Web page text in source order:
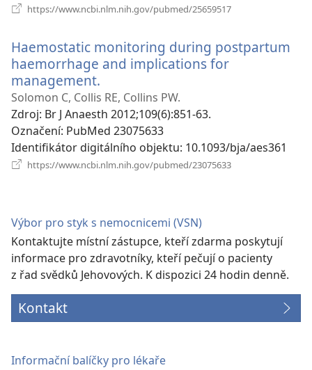
https://www.ncbi.nlm.nih.gov/pubmed/25659517
Haemostatic monitoring during postpartum
haemorrhage and implications for
management.
nové
okno)
Solomon C, Collis RE, Collins PW.
Zdroj‎: Br J Anaesth 2012;109(6):851-63.
Označení‎: PubMed 23075633
Identifikátor digitálního objektu‎: 10.1093/bja/aes361
https://www.ncbi.nlm.nih.gov/pubmed/23075633
Výbor pro styk s nemocnicemi (VSN)
Kontaktujte místní zástupce, kteří zdarma poskytují
informace pro zdravotníky, kteří pečují o pacienty
z řad svědků Jehovových. K dispozici 24 hodin denně.
Kontakt
Informační balíčky pro lékaře